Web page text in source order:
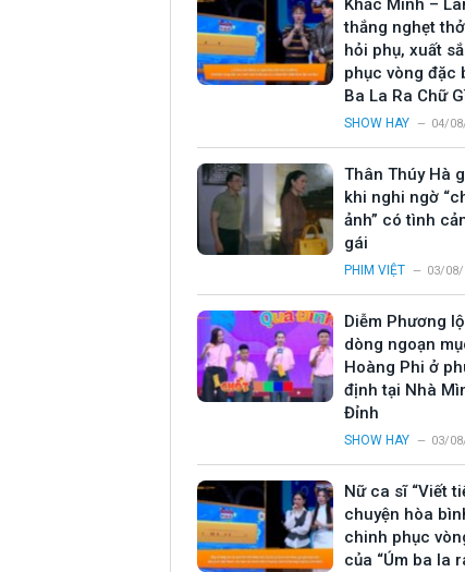
Khắc Minh –
thắng nghẹt
hỏi phụ, xuất
phục vòng đặc
Ba La Ra Chữ
SHOW HAY 04/
Thân Thúy Hà
khi nghi ngờ
ảnh” có tình
gái
PHIM VIỆT 03/08/
Diễm Phương
dòng ngoạn
Hoàng Phi ở
định tại Nhà
Đỉnh
SHOW HAY 03/
Nữ ca sĩ “Viết
chuyện hòa
chinh phục
của “Úm ba la